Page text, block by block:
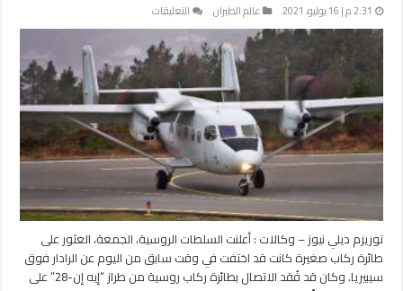
2:31 م | 16 يوليو، 2021 عالم الطيران التعليقات
العثور
على
الطائرة
الروسية
المفقودة
تعرضت
لحادث
أثناء
الهبوط
ونجاة
ركابها
مغلقة
توريزم ديلي نيوز – وكالات : أعلنت السلطات الروسية، الجمعة، العثور على
طائرة ركاب صغيرة كانت قد اختفت في وقت سابق من اليوم عن الرادار فوق
سيبيريا. وكان قد فُقد الاتصال بطائرة ركاب روسية من طراز “إيه إن-28” على